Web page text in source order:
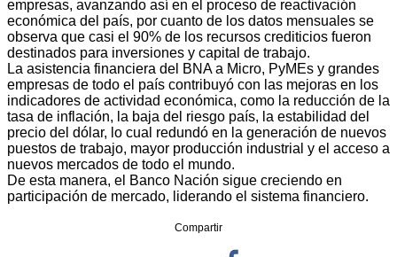
empresas, avanzando así en el proceso de reactivación
económica del país, por cuanto de los datos mensuales se
observa que casi el 90% de los recursos crediticios fueron
destinados para inversiones y capital de trabajo.
La asistencia financiera del BNA a Micro, PyMEs y grandes
empresas de todo el país contribuyó con las mejoras en los
indicadores de actividad económica, como la reducción de la
tasa de inflación, la baja del riesgo país, la estabilidad del
precio del dólar, lo cual redundó en la generación de nuevos
puestos de trabajo, mayor producción industrial y el acceso a
nuevos mercados de todo el mundo.
De esta manera, el Banco Nación sigue creciendo en
participación de mercado, liderando el sistema financiero.
Compartir